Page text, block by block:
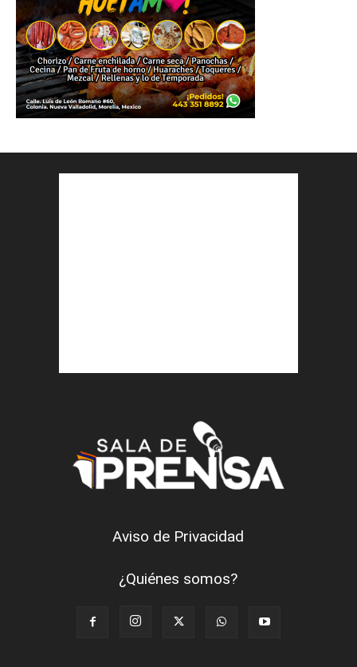
Aviso de Privacidad
¿Quiénes somos?